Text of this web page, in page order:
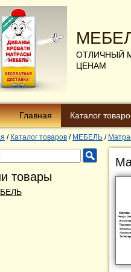
ОТЛИЧНЫЙ
ЦЕНАМ
Главная Каталог
/ Каталог товаров / МЕБЕЛЬ /
товары